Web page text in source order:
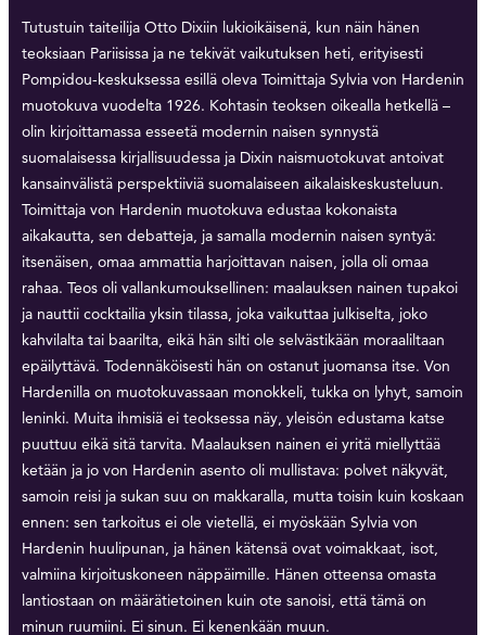
Tutustuin taiteilija Otto Dixiin lukioikäisenä, kun näin hänen
teoksiaan Pariisissa ja ne tekivät vaikutuksen heti, erityisesti
Pompidou-keskuksessa esillä oleva Toimittaja Sylvia von Hardenin
muotokuva vuodelta 1926. Kohtasin teoksen oikealla hetkellä –
olin kirjoittamassa esseetä modernin naisen synnystä
suomalaisessa kirjallisuudessa ja Dixin naismuotokuvat antoivat
kansainvälistä perspektiiviä suomalaiseen aikalaiskeskusteluun.
Toimittaja von Hardenin muotokuva edustaa kokonaista
aikakautta, sen debatteja, ja samalla modernin naisen syntyä:
itsenäisen, omaa ammattia harjoittavan naisen, jolla oli omaa
rahaa. Teos oli vallankumouksellinen: maalauksen nainen tupakoi
ja nauttii cocktailia yksin tilassa, joka vaikuttaa julkiselta, joko
kahvilalta tai baarilta, eikä hän silti ole selvästikään moraaliltaan
epäilyttävä. Todennäköisesti hän on ostanut juomansa itse. Von
Hardenilla on muotokuvassaan monokkeli, tukka on lyhyt, samoin
leninki. Muita ihmisiä ei teoksessa näy, yleisön edustama katse
puuttuu eikä sitä tarvita. Maalauksen nainen ei yritä miellyttää
ketään ja jo von Hardenin asento oli mullistava: polvet näkyvät,
samoin reisi ja sukan suu on makkaralla, mutta toisin kuin koskaan
ennen: sen tarkoitus ei ole vietellä, ei myöskään Sylvia von
Hardenin huulipunan, ja hänen kätensä ovat voimakkaat, isot,
valmiina kirjoituskoneen näppäimille. Hänen otteensa omasta
lantiostaan on määrätietoinen kuin ote sanoisi, että tämä on
minun ruumiini. Ei sinun. Ei kenenkään muun.